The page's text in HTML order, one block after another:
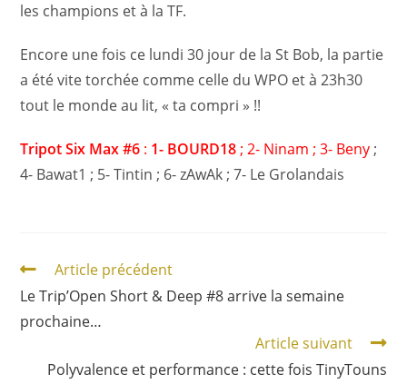
les champions et à la TF.
Encore une fois ce lundi 30 jour de la St Bob, la partie
a été vite torchée comme celle du WPO et à 23h30
tout le monde au lit, « ta compri » !!
Tripot Six Max #6 : 1- BOURD18 ; 2- Ninam ; 3- Beny ;
4- Bawat1 ; 5- Tintin ; 6- zAwAk ; 7- Le Grolandais
Article précédent
Le Trip’Open Short & Deep #8 arrive la semaine
prochaine…
Article suivant
Polyvalence et performance : cette fois TinyTouns